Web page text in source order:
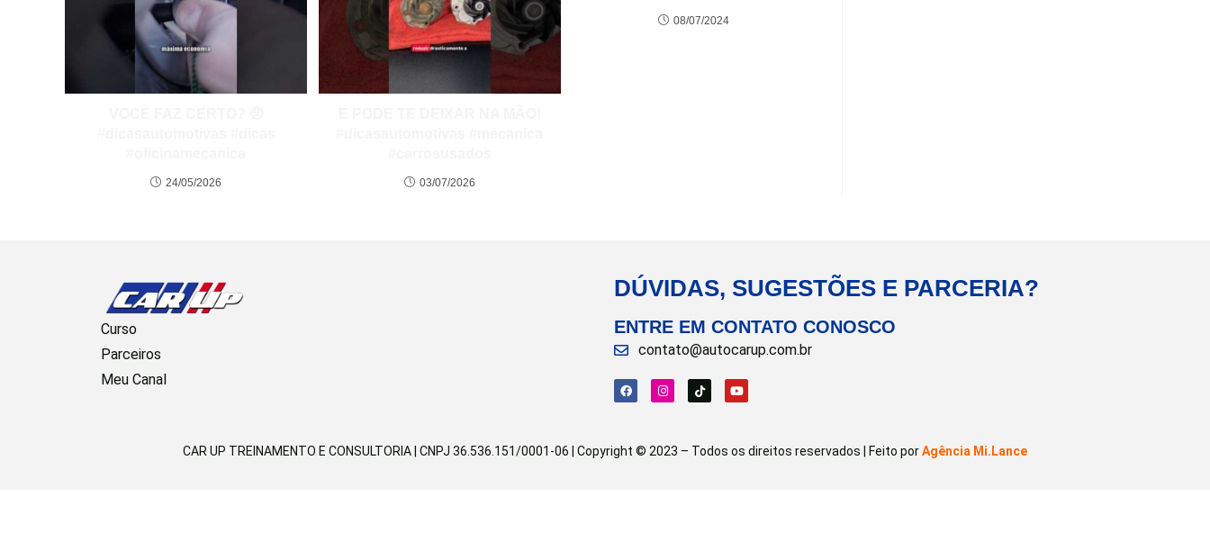
24/05/2026 03/07/2026
08/07/2024
Curso
Parceiros
Meu Canal
DÚVIDAS, SUGESTÕES E PARCERIA?
ENTRE EM CONTATO CONOSCO
contato@autocarup.com.br
CAR UP TREINAMENTO E CONSULTORIA | CNPJ 36.536.151/0001-06 | Copyright © 2023 – Todos os direitos reservados | Feito porAgência Mi.Lance